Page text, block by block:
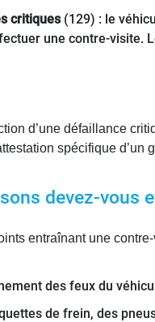
critiques (129) : le
une contre-visite.
d’une défaillance
spécifique d’un
devez-vous
entraînant une
des feux du
de frein, des